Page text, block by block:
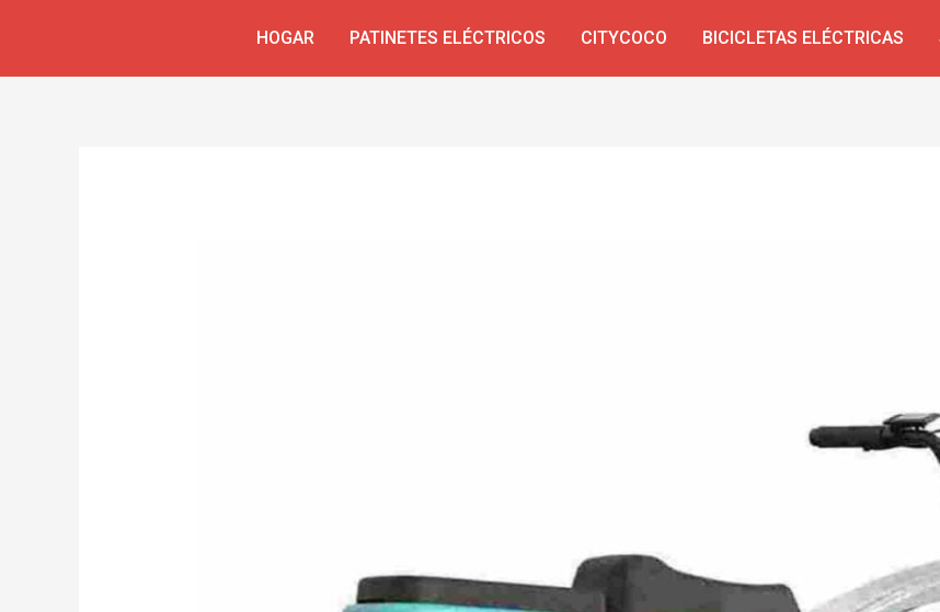
HOGAR PATINETES ELÉCTRICOS CITYCOCO BICICLETAS ELÉCTRICAS